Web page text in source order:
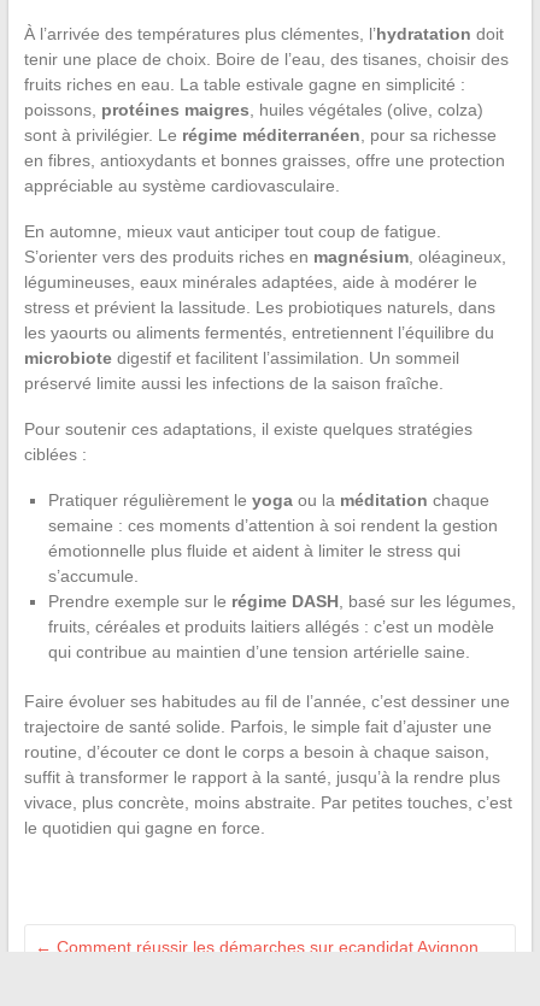
À l’arrivée des températures plus clémentes, l’hydratation doit
tenir une place de choix. Boire de l’eau, des tisanes, choisir des
fruits riches en eau. La table estivale gagne en simplicité :
poissons, protéines maigres , huiles végétales (olive, colza)
sont à privilégier. Le régime méditerranéen , pour sa richesse
en fibres, antioxydants et bonnes graisses, offre une protection
appréciable au système cardiovasculaire.
En automne, mieux vaut anticiper tout coup de fatigue.
S’orienter vers des produits riches en magnésium, oléagineux,
légumineuses, eaux minérales adaptées, aide à modérer le
stress et prévient la lassitude. Les probiotiques naturels, dans
les yaourts ou aliments fermentés, entretiennent l’équilibre du
microbiotedigestif et facilitent l’assimilation. Un sommeil
préservé limite aussi les infections de la saison fraîche.
Pour soutenir ces adaptations, il existe quelques stratégies
ciblées :
Pratiquer régulièrement le yogaou la méditation chaque
semaine : ces moments d’attention à soi rendent la gestion
émotionnelle plus fluide et aident à limiter le stress qui
s’accumule.
Prendre exemple sur le régime DASH, basé sur les légumes,
fruits, céréales et produits laitiers allégés : c’est un modèle
qui contribue au maintien d’une tension artérielle saine.
Faire évoluer ses habitudes au fil de l’année, c’est dessiner une
trajectoire de santé solide. Parfois, le simple fait d’ajuster une
routine, d’écouter ce dont le corps a besoin à chaque saison,
suffit à transformer le rapport à la santé, jusqu’à la rendre plus
vivace, plus concrète, moins abstraite. Par petites touches, c’est
le quotidien qui gagne en force.
← Comment réussir les démarches sur ecandidat Avignon